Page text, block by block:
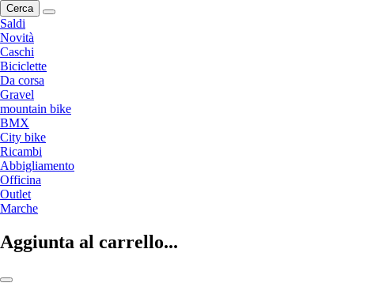
Cerca
Saldi
Novità
Caschi
Biciclette
Da corsa
Gravel
mountain bike
BMX
City bike
Ricambi
Abbigliamento
Officina
Outlet
Marche
Aggiunta al carrello...